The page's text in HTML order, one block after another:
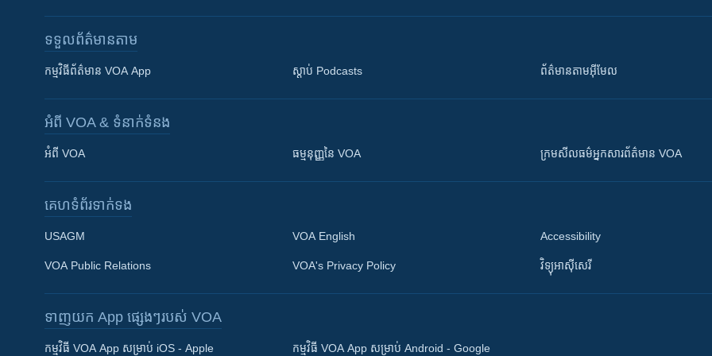
Khmer English
ទទួល​ព័ត៌មាន​តាម
កម្មវិធី​ព័ត៌មាន VOA App ស្តាប់ Podcasts ព័ត៌មាន​តាម​អ៊ីមែល
អំពី​ VOA & ទំនាក់ទំនង
អំពី​ VOA ធម្មនុញ្ញ​នៃ VOA ក្រម​​​សីលធម៌​​​អ្នក​​​សារព័ត៌មាន VOA
គេហទំព័រ​​ទាក់ទង
USAGM
VOA Public Relations
VOA English
VOA's Privacy Policy
Accessibility
វិទ្យុ​អាស៊ី​សេរី
ទាញយក​ App ផ្សេងៗ​របស់​ VOA
កម្មវិធី​ VOA App សម្រាប់ iOS - Apple កម្មវិធី​ VOA App សម្រាប់ Android - Google